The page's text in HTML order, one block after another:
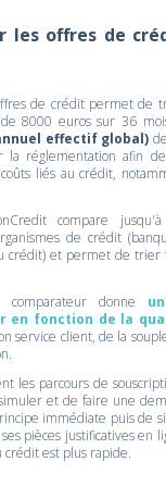
les offres de
de crédit permet de
8000 euros sur 36
effectif global)
la réglementation afin
liés au crédit,
compare
de crédit
crédit) et permet de trier
donne
en fonction de la
service client, de la
les parcours de
et de faire une
immédiate puis de
pièces justificatives en
est plus rapide.